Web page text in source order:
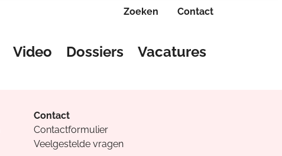
Zoeken Contact
Video Dossiers Vacatures
Contact
Contactformulier
Veelgestelde vragen